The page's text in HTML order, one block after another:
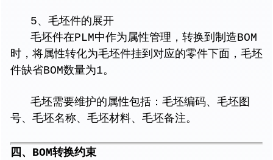
5、毛坯件的展开
毛坯件在PLM中作为属性管理，转换到制造BOM
时，将属性转化为毛坯件挂到对应的零件下面，毛坯
件缺省BOM数量为1。
毛坯需要维护的属性包括：毛坯编码、毛坯图
号、毛坯名称、毛坯材料、毛坯备注。
四、BOM转换约束